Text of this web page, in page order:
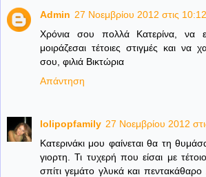
Admin 27 Νοεμβρίου 2012 στις
Χρόνια σου πολλά Κατερίνα, να
μοιράζεσαι τέτοιες στιγμές και να
σου, φιλιά Βικτώρια
Απάντηση
lolipopfamily 27 Νοεμβρίου 2012
Κατερινάκι μου φαίνεται θα τη
γιορτη. Τι τυχερή που είσαι με
σπίτι γεμάτο γλυκά και